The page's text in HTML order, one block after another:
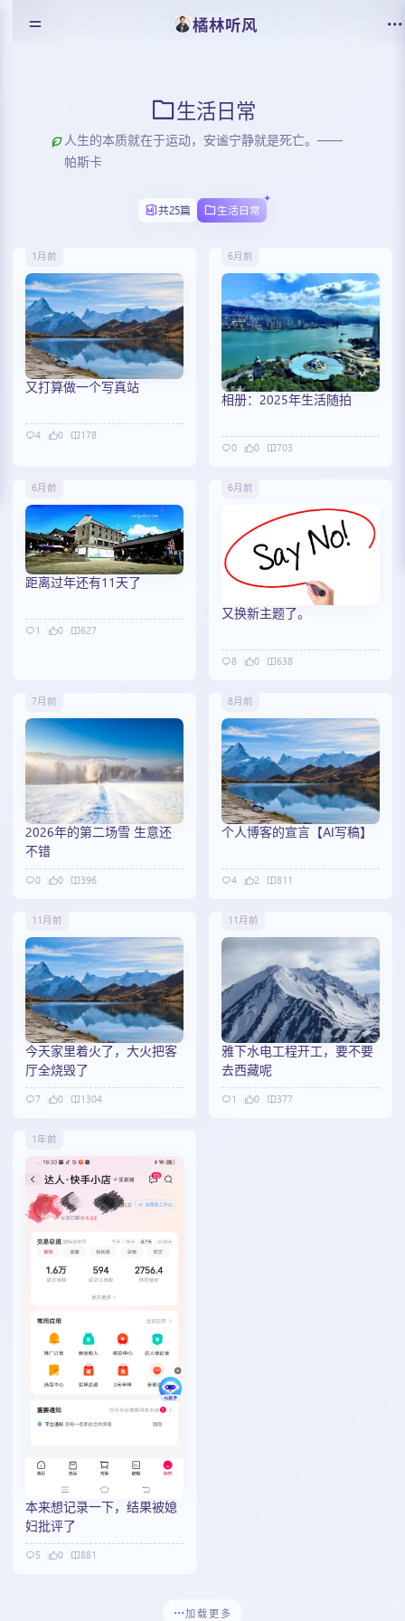
橘林听风
生活日常
人生的本质就在于运动，安谧宁静就是死亡。——
帕斯卡
共25篇 生活日常
1月前
又打算做一个写真站
4 0 178
6月前
相册：2025年生活随拍
0 0 703
6月前
距离过年还有11天了
1 0 627
6月前
又换新主题了。
8 0 638
7月前
2026年的第二场雪 生意还
不错
0 0 396
8月前
个人博客的宣言【AI写稿】
4 2 811
11月前
今天家里着火了，大火把客
厅全烧毁了
7 0 1304
11月前
雅下水电工程开工，要不要
去西藏呢
1 0 377
1年前
本来想记录一下，结果被媳
妇批评了
5 0 881
加载更多